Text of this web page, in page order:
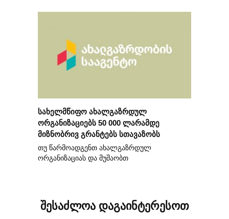
სახელმწიფო ახალგაზრდულ
ორგანიზაციებს 50 000 ლარამდე
მიზნობრივ გრანტებს სთავაზობს
თუ წარმოადგენთ ახალგაზრდულ
ორგანიზაციას და მუშაობთ
შესაძლოა დაგაინტერესოთ